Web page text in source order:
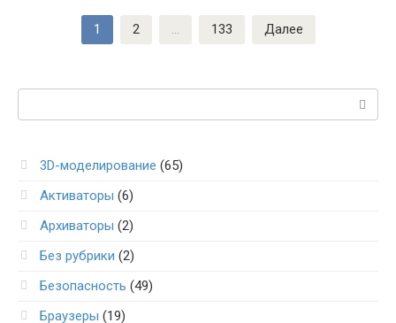
1 2 … 133 Далее
3D-моделирование (65)
Активаторы (6)
Архиваторы (2)
Без рубрики (2)
Безопасность (49)
Браузеры (19)